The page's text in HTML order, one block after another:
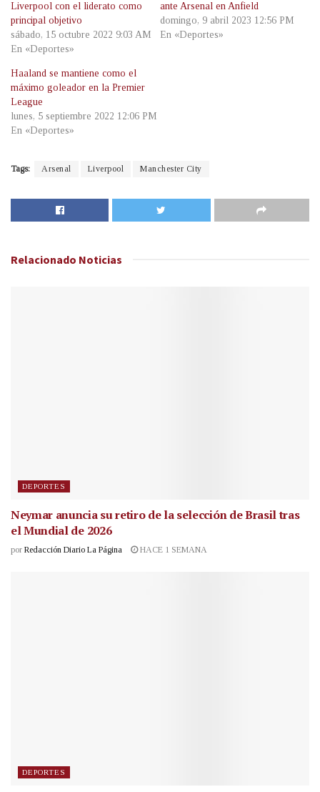
Liverpool con el liderato como
principal objetivo
sábado, 15 octubre 2022 9:03 AM
En «Deportes»
ante Arsenal en Anfield
domingo, 9 abril 2023 12:56 PM
En «Deportes»
Haaland se mantiene como el
máximo goleador en la Premier
League
lunes, 5 septiembre 2022 12:06 PM
En «Deportes»
Tags: Arsenal Liverpool Manchester City
Relacionado Noticias
DEPORTES
Neymar anuncia su retiro de la selección de Brasil tras
el Mundial de 2026
por Redacción Diario La Página HACE 1 SEMANA
DEPORTES